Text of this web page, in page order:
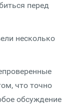
перед
несколько
что точно
обсуждение